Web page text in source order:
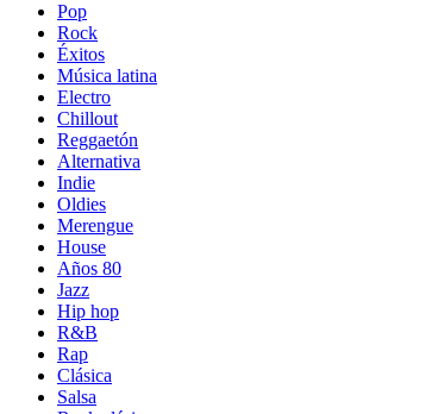
Pop
Rock
Éxitos
Música latina
Electro
Chillout
Reggaetón
Alternativa
Indie
Oldies
Merengue
House
Años 80
Jazz
Hip hop
R&B
Rap
Clásica
Salsa